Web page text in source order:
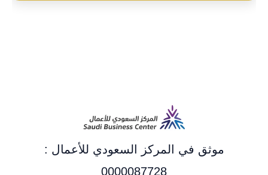
موثق في المركز السعودي للأعمال :
0000087728